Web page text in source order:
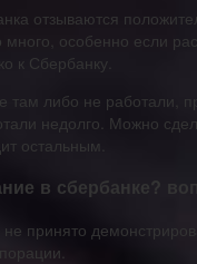
отзываются
особенно если
к Сбербанку.
там либо не
недолго. Можно
остальным.
в сбербанке?
принято